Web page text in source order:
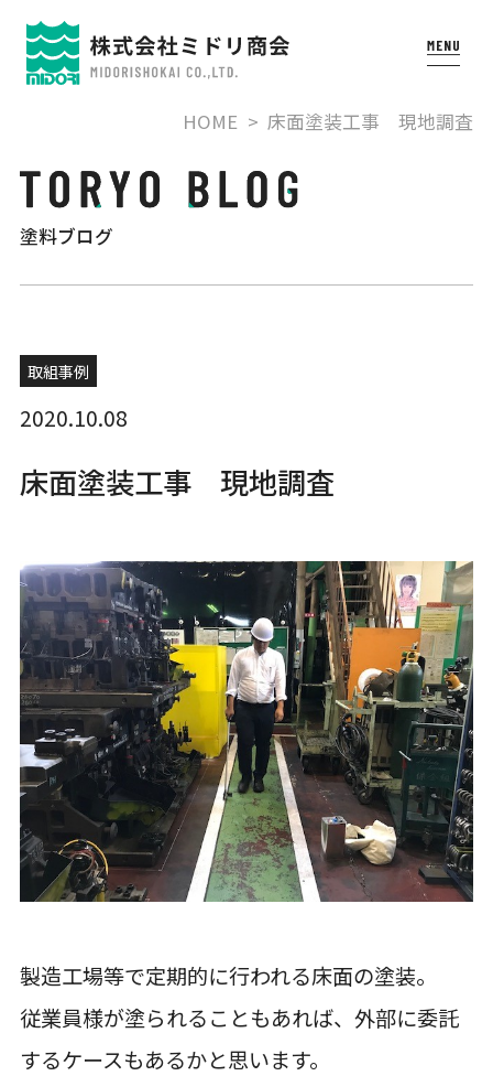
HOME 床面塗装工事 現地調査
塗料ブログ
取組事例
2020.10.08
床面塗装工事 現地調査
製造工場等で定期的に行われる床面の塗装。
従業員様が塗られることもあれば、外部に委託
するケースもあるかと思います。